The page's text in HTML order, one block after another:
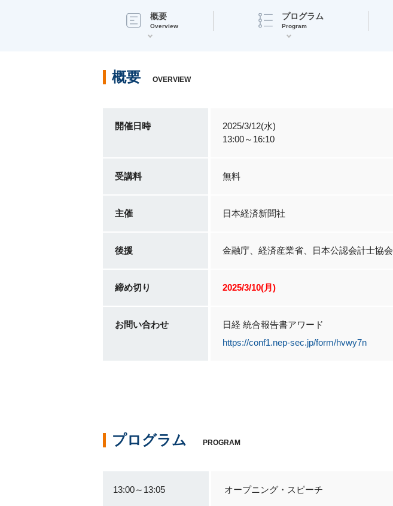
概要
Overview
プログラム
Program
概要 OVERVIEW
開催日時
2025/3/12(水)
13:00～16:10
受講料 無料
主催 日本経済新聞社
後援 金融庁、経済産業省、日本公認会計士協会
締め切り 2025/3/10(月)
お問い合わせ
日経 統合報告書アワード
https://conf1.nep-sec.jp/form/hvwy7n
プログラム PROGRAM
13:00～13:05 オープニング・スピーチ